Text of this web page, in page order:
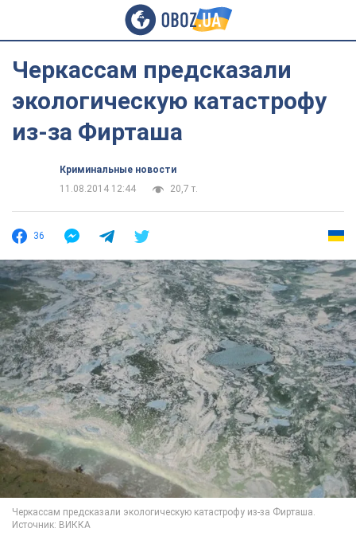
Черкассам предсказали
экологическую катастрофу
из-за Фирташа
Криминальные новости
11.08.2014 12:44
20,7 т.
36